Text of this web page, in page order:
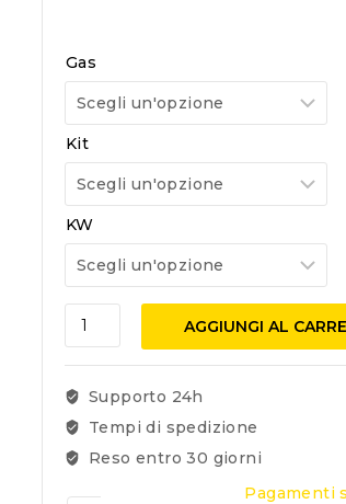
Gas
Kit
KW
AGGIUNGI AL
Supporto 24h
Tempi di spedizione
Reso entro 30 giorni
Pagamenti